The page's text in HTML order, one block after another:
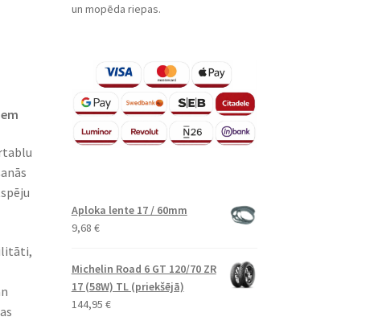
un mopēda riepas.
Aploka lente 17 / 60mm
9,68 €
Michelin Road 6 GT 120/70 ZR
17 (58W) TL (priekšējā)
144,95 €